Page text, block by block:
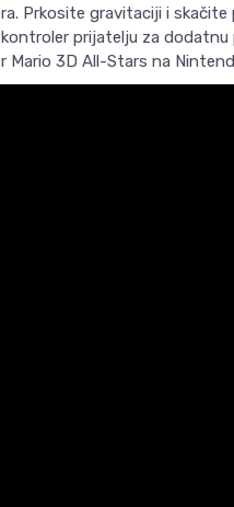
Prkosite gravitaciji i
prijatelju za
Mario 3D All-Stars na